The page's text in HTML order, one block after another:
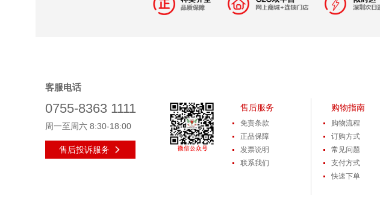
客服电话
0755-8363 1111
周一至周六8:30-18:00
售后投诉服务
售后服务
免责条款
正品保障
发票说明
联系我们
购物指南
购物流程
订购方式
常见问题
支付方式
快速下单